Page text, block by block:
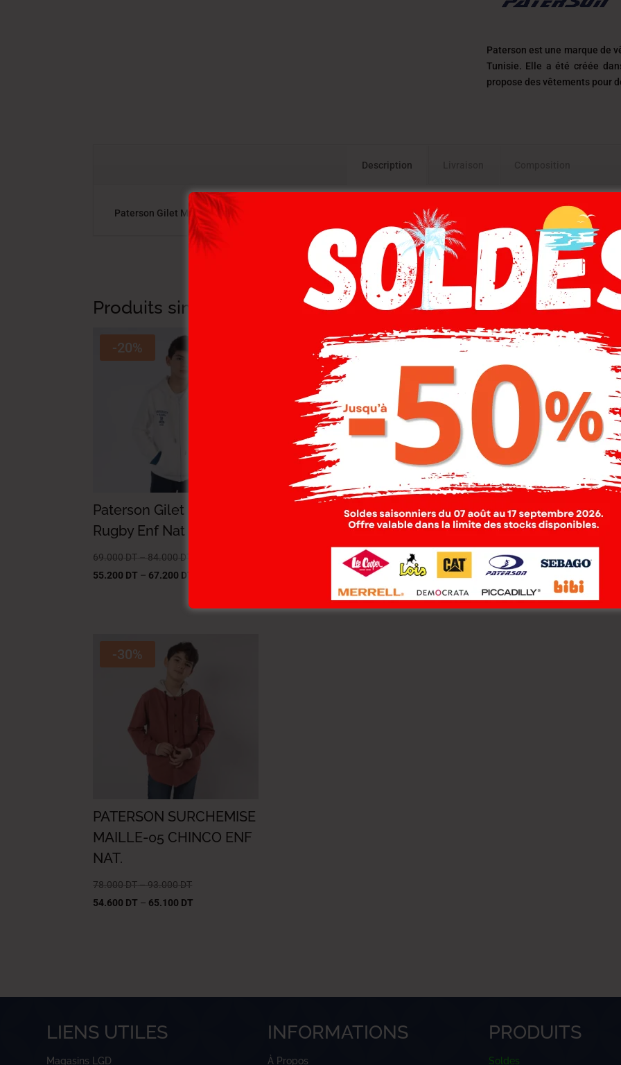
Paterson est une marque de
Tunisie. Elle a été créée
propose des vêtements pour
Description
Paterson Gilet MAILLE-06 RUGBY ENF NAT. ,Gilet zippé manches longues, couleur bleu marine
Produits similaires
-20%
Paterson Gilet Maille-02
Rugby Enf Nat Garçon
69.000 DT 84.000 DT
55.200 DT – 67.200 DT
-30%
PATERSON GILET
MAILLE-05 YORK ENF
88.000DT
–61.600DT
-20%
Paterson Gilet
06 SMITH ENF NAT
Garçon.
78.000DT– 93.000DT
62.400DT– 74.400DT
-30%
PATERSON SURCHEMISE
MAILLE-05 CHINCO ENF
NAT.
78.000 DT 93.000 DT
54.600 DT – 65.100 DT
LIENS UTILES
Magasins LGD
INFORMATIONS
À Propos
PRODUITS
Soldes